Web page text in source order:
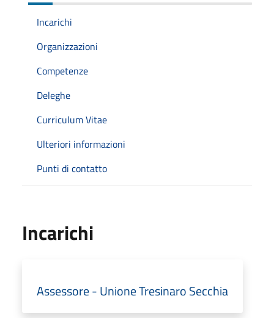
Incarichi
Organizzazioni
Competenze
Deleghe
Curriculum Vitae
Ulteriori informazioni
Punti di contatto
Incarichi
Assessore - Unione Tresinaro Secchia